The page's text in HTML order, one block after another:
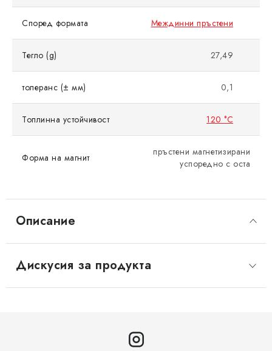
Описание
Според формата Междинни пръстени
Тегло (g) 27,49
толеранс (± мм) 0,1
Топлинна устойчивост 120 °C
Форма на магнит
пръстени магнетизирани
успоредно с оста
Дискусия за продукта